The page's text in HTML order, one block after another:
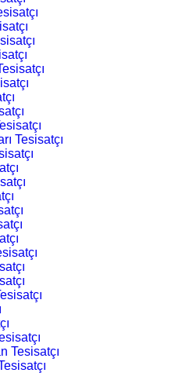
Tesisatçı
Tesisatçı